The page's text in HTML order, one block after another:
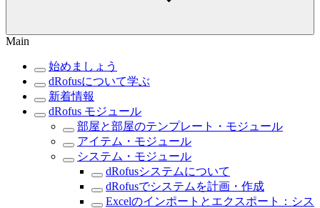
Main
始めましょう
dRofusについて学ぶ
新着情報
dRofus モジュール
部屋と部屋のテンプレート・モジュール
アイテム・モジュール
システム・モジュール
dRofusシステムについて
dRofusでシステムを計画・作成
Excelのインポートとエクスポート：シス